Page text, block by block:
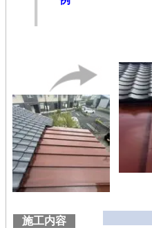
施工内容